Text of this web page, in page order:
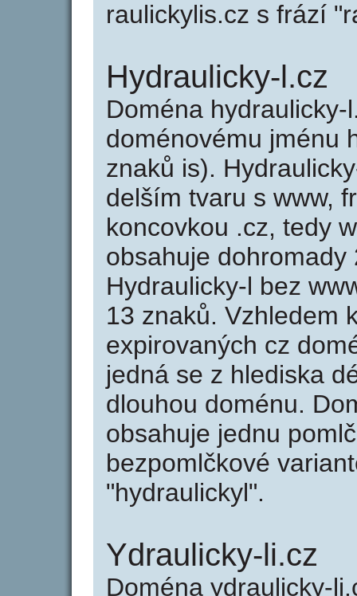
raulickylis.cz s frází
Hydraulicky-l.cz
Doména
doménovému jménu
znaků is).
delším tvaru s www,
koncovkou .cz, tedy
obsahuje
Hydraulicky-l bez
13 znaků. Vzhledem
expirovaných cz
jedná se z hlediska
dlouhou doménu.
obsahuje jednu
bezpomlčkové
"hydraulickyl".
Ydraulicky-li.cz
Doména ydraulicky-